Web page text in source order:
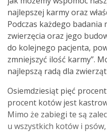
najlepszej karmy oraz
Podczas każdego badania
zwierzęcia oraz jego
do kolejnego pacjenta,
zmniejszyć ilość karmy”.
najlepszą radą dla zwierząt
Osiemdziesiąt pięć
procent kotów jest
Mimo że zabiegi te są
u wszystkich kotów i